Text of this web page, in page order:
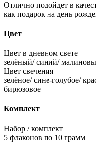
Отлично подойдет в
как подарок на день
Цвет
Цвет в дневном свете
зелёный/ синий/
Цвет свечения
зелёное/ сине-голубое/
бирюзовое
Комплект
Набор / комплект
5 флаконов по 10 грамм